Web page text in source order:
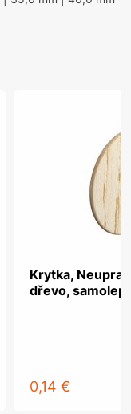
Krytka,
dřevo,
0,14 €